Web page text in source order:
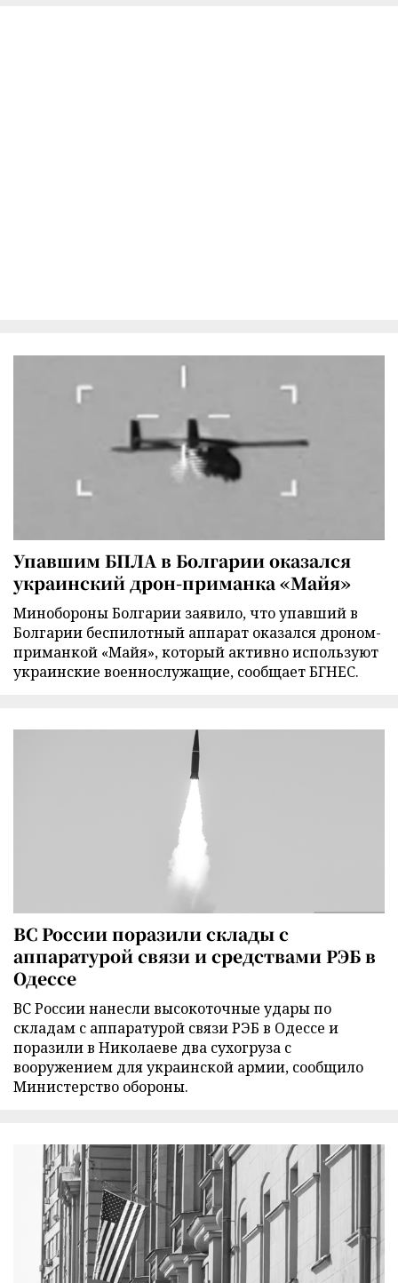
Упавшим БПЛА в Болгарии оказался
украинский дрон-приманка «Майя»
Минобороны Болгарии заявило, что упавший в
Болгарии беспилотный аппарат оказался дроном-
приманкой «Майя», который активно используют
украинские военнослужащие, сообщает БГНЕС.
ВС России поразили склады с
аппаратурой связи и средствами РЭБ в
Одессе
ВС России нанесли высокоточные удары по
складам с аппаратурой связи РЭБ в Одессе и
поразили в Николаеве два сухогруза с
вооружением для украинской армии, сообщило
Министерство обороны.